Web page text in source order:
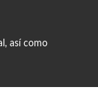
así como